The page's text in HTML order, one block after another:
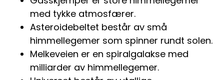
med tykke atmosfærer.
Asteroidebeltet består av små
himmellegemer som spinner rundt solen.
Melkeveien er en spiralgalakse med
milliarder av himmellegemer.